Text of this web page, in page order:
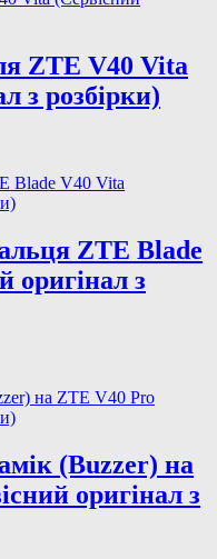
ZTE V40 Vita
з розбірки)
ZTE Blade
оригінал з
(Buzzer) на
оригінал з